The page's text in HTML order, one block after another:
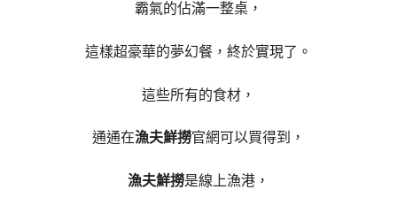
霸氣的佔滿一整桌，
這樣超豪華的夢幻餐，終於實現了。
這些所有的食材，
通通在漁夫鮮撈官網可以買得到，
漁夫鮮撈是線上漁港，